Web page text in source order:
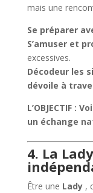
mais une
Se préparer
S’amuser et
excessives.
Décodeur les
dévoile à
L’OBJECTIF :
un échange
4. La
Être une Lady,